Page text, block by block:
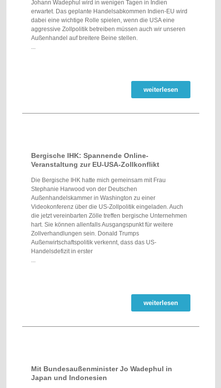
Johann Wadephul wird in wenigen Tagen in Indien
erwartet. Das geplante Handelsabkommen Indien-EU wird
dabei eine wichtige Rolle spielen, wenn die USA eine
aggressive Zollpolitik betreiben müssen auch wir unseren
Außenhandel auf breitere Beine stellen.
...
weiterlesen
Bergische IHK: Spannende Online-
Veranstaltung zur EU-USA-Zollkonflikt
Die Bergische IHK hatte mich gemeinsam mit Frau
Stephanie Harwood von der Deutschen
Außenhandelskammer in Washington zu einer
Videokonferenz über die US-Zollpolitik eingeladen. Auch
die jetzt vereinbarten Zölle treffen bergische Unternehmen
hart. Sie können allenfalls Ausgangspunkt für weitere
Zollverhandlungen sein. Donald Trumps
Außenwirtschaftspolitik verkennt, dass das US-
Handelsdefizit in erster
...
weiterlesen
Mit Bundesaußenminister Jo Wadephul in
Japan und Indonesien